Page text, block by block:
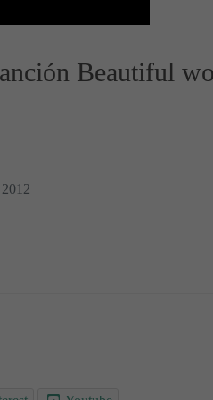
Beautiful
Vídeo de la Canción
Letra y Vídeo de la Canción